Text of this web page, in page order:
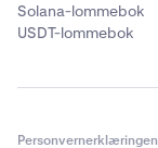
Solana-lommebok
USDT-lommebok
Personvernerklæringen